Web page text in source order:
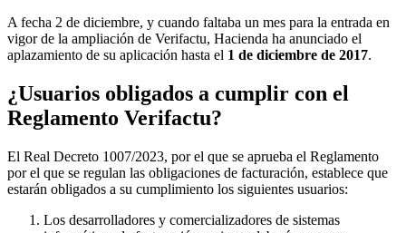
A fecha 2 de diciembre, y cuando faltaba un mes para la entrada en
vigor de la ampliación de Verifactu, Hacienda ha anunciado el
aplazamiento de su aplicación hasta el 1 de diciembre de 2017.
¿Usuarios obligados a cumplir con el
Reglamento Verifactu?
El Real Decreto 1007/2023, por el que se aprueba el Reglamento
por el que se regulan las obligaciones de facturación, establece que
estarán obligados a su cumplimiento los siguientes usuarios:
Los desarrolladores y comercializadores de sistemas